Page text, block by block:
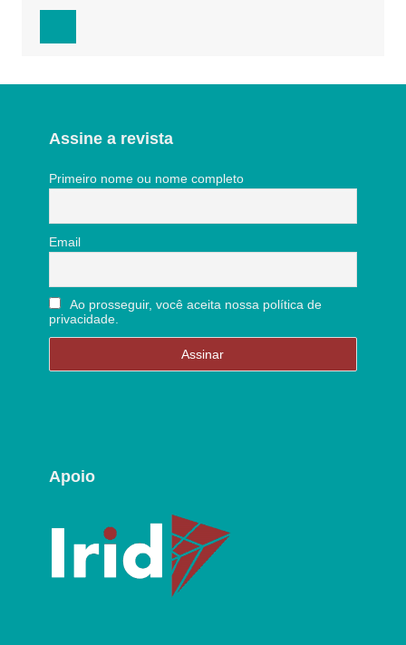
Assine a revista
Primeiro nome ou nome completo
Email
Ao prosseguir, você aceita nossa política de
privacidade.
Apoio